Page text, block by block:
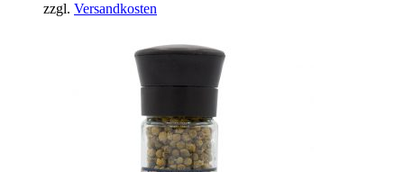
zzgl. Versandkosten